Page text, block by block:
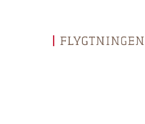
Gå til forsiden